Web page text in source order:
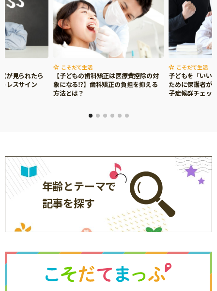
が見られたら
レスサイン
こそだて生活
【子どもの歯科矯正は医療費控除の対
象になる⁉】歯科矯正の負担を抑える
方法とは？
こそだて生活
子どもを「いい
ために保護者が
子症候群チェッ
年齢とテーマで
記事を探す